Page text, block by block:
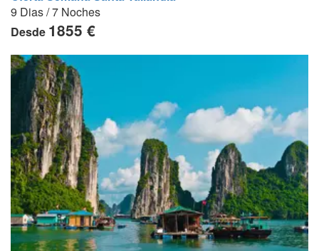
9 Dias / 7 Noches
Desde 1855 €